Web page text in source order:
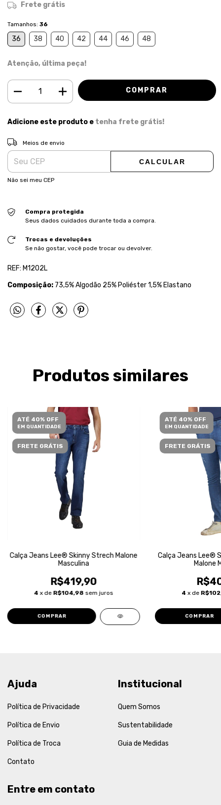
Frete grátis
Tamanhos: 36
36 38 40 42 44 46 48
Atenção, última peça!
Adicione este produto e tenha frete grátis!
Entregas para o CEP:
Meios de envio
CALCULAR
Não sei meu CEP
Compra protegida
Seus dados cuidados durante toda a compra.
Trocas e devoluções
Se não gostar, você pode trocar ou devolver.
REF: M1202L
Composição: 73,5% Algodão 25% Poliéster 1,5% Elastano
Produtos similares
ATÉ 40% OFF
EM QUANTIDADE
FRETE GRÁTIS
Calça Jeans Lee® Skinny Strech Malone
Masculina
R$419,90
4 x de R$104,98 sem juros
COMPRAR
ATÉ 40% OFF
EM QUANTIDADE
FRETE GRÁTIS
Calça Jeans Lee®
Malone
4 x de
COMPRAR
Ajuda
Política de Privacidade
Política de Envio
Política de Troca
Contato
Institucional
Quem Somos
Sustentabilidade
Guia de Medidas
Entre em contato